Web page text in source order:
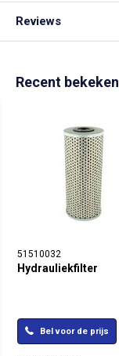
Reviews
Recent bekeken
51510032
Hydrauliekfilter
Bel voor de prijs